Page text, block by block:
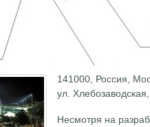
141000, Россия,
ул.
Несмотря на